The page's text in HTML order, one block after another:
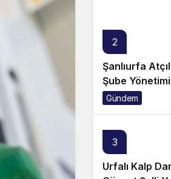
2
Şanlıurfa
Şube
Taşınmasına
Gündem
3
Urfalı Kalp